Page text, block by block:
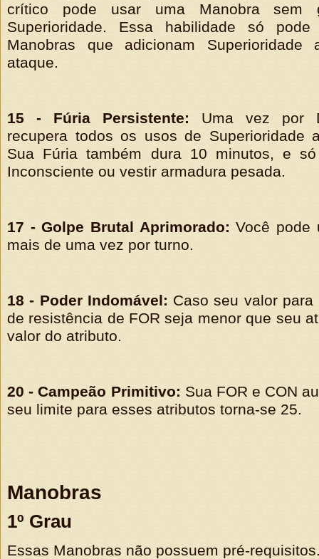
crítico pode usar uma Manobra sem
Superioridade. Essa habilidade só
Manobras que adicionam
ataque.
15 - Fúria Persistente: Uma vez por
recupera todos os usos de Superioridade
Sua Fúria também dura 10 minutos, e
Inconsciente ou vestir armadura pesada.
17 - Golpe Brutal Aprimorado: Você pode
mais de uma vez por turno.
18 - Poder Indomável: Caso seu valor
de resistência de FOR seja menor que seu
valor do atributo.
20 - Campeão Primitivo: Sua FOR e CON
seu limite para esses atributos torna-se 25.
Manobras
1º Grau
Essas Manobras não possuem pré-